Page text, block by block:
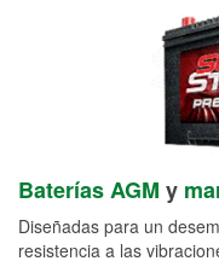
Baterías AGM y
Diseñadas para un
resistencia a las